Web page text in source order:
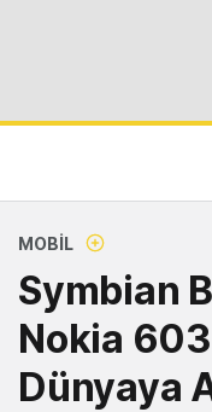
MOBIL
Symbian
Nokia
Dünyaya